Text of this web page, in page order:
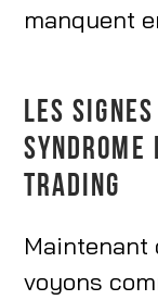
manquent
LES
SYNDROME
TRADING
Maintenant
voyons